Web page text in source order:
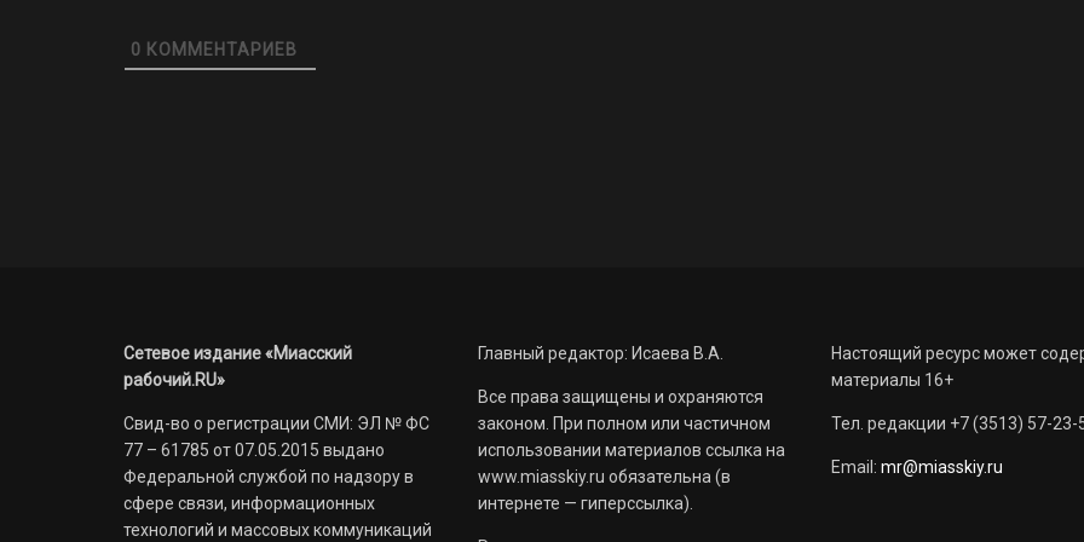
0 КОММЕНТАРИЕВ
Сетевое издание «Миасский
рабочий.RU»
Свид-во о регистрации СМИ: ЭЛ № ФС
77 – 61785 от 07.05.2015 выдано
Федеральной службой по надзору в
сфере связи, информационных
технологий и массовых коммуникаций
Главный редактор: Исаева В.А.
Все права защищены и охраняются
законом. При полном или частичном
использовании материалов ссылка на
www.miasskiy.ru обязательна (в
интернете — гиперссылка).
Настоящий ресурс может
материалы 16+
Тел. редакции +7 (3513) 57-23-
Email: mr@miasskiy.ru